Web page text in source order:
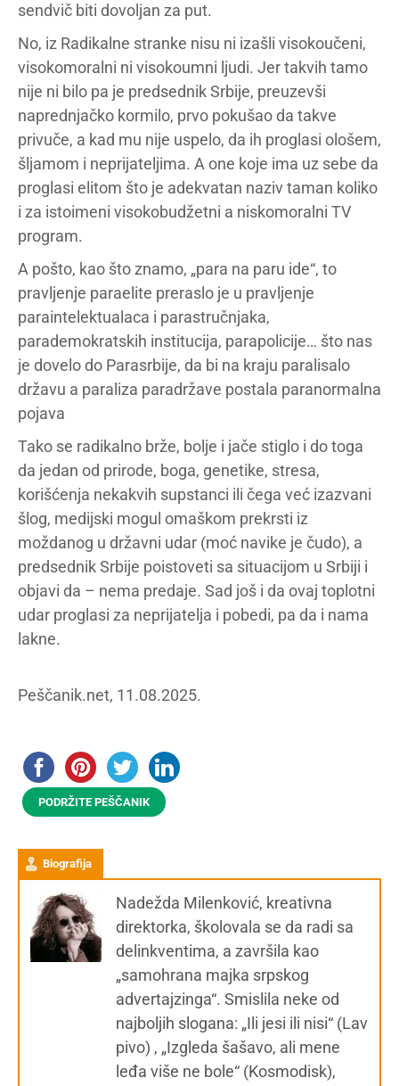
sendvič biti dovoljan za put.
No, iz Radikalne stranke nisu ni izašli visokoučeni,
visokomoralni ni visokoumni ljudi. Jer takvih tamo
nije ni bilo pa je predsednik Srbije, preuzevši
naprednjačko kormilo, prvo pokušao da takve
privuče, a kad mu nije uspelo, da ih proglasi ološem,
šljamom i neprijateljima. A one koje ima uz sebe da
proglasi elitom što je adekvatan naziv taman koliko
i za istoimeni visokobudžetni a niskomoralni TV
program.
A pošto, kao što znamo, „para na paru ide“, to
pravljenje paraelite preraslo je u pravljenje
paraintelektualaca i parastručnjaka,
parademokratskih institucija, parapolicije… što nas
je dovelo do Parasrbije, da bi na kraju paralisalo
državu a paraliza paradržave postala paranormalna
pojava
Tako se radikalno brže, bolje i jače stiglo i do toga
da jedan od prirode, boga, genetike, stresa,
korišćenja nekakvih supstanci ili čega već izazvani
šlog, medijski mogul omaškom prekrsti iz
moždanog u državni udar (moć navike je čudo), a
predsednik Srbije poistoveti sa situacijom u Srbiji i
objavi da – nema predaje. Sad još i da ovaj toplotni
udar proglasi za neprijatelja i pobedi, pa da i nama
lakne.
Peščanik.net, 11.08.2025.
PODRŽITE PEŠČANIK
Biografija
Nadežda Milenković, kreativna
direktorka, školovala se da radi sa
delinkventima, a završila kao
„samohrana majka srpskog
advertajzinga“. Smislila neke od
najboljih slogana: „Ili jesi ili nisi“ (Lav
pivo) , „Izgleda šašavo, ali mene
leđa više ne bole“ (Kosmodisk),